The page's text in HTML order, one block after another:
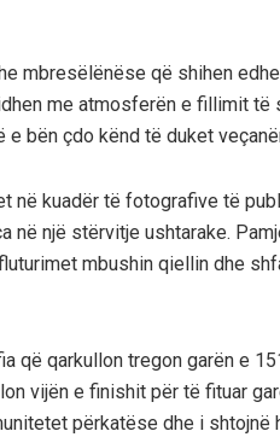
mbresëlënëse që shihen
me atmosferën e fillimit
bën çdo kënd të duket
në kuadër të fotografive të
në një stërvitje ushtarake.
mbushin qiellin dhe
që qarkullon tregon garën e
vijën e finishit për të fituar
përkatëse dhe i shtojnë